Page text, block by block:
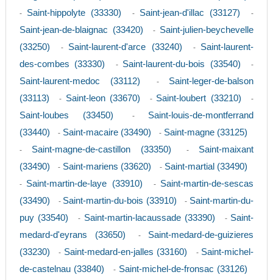
- Saint-hippolyte (33330) - Saint-jean-d'illac (33127) -
Saint-jean-de-blaignac (33420) - Saint-julien-beychevelle
(33250)
- Saint-laurent-d'arce (33240) - Saint-laurent-
des-combes (33330)
- Saint-laurent-du-bois (33540) -
Saint-laurent-medoc (33112) - Saint-leger-de-balson
(33113)
- Saint-leon (33670) - Saint-loubert (33210) -
Saint-loubes (33450) - Saint-louis-de-montferrand
(33440)
- Saint-macaire (33490) - Saint-magne (33125)
- Saint-magne-de-castillon (33350) - Saint-maixant
(33490)
- Saint-mariens (33620) - Saint-martial (33490)
- Saint-martin-de-laye (33910) - Saint-martin-de-sescas
(33490)
- Saint-martin-du-bois (33910) - Saint-martin-du-
puy (33540)
- Saint-martin-lacaussade (33390) - Saint-
medard-d'eyrans (33650)
- Saint-medard-de-guizieres
(33230)
- Saint-medard-en-jalles (33160) - Saint-michel-
de-castelnau (33840)
- Saint-michel-de-fronsac (33126)